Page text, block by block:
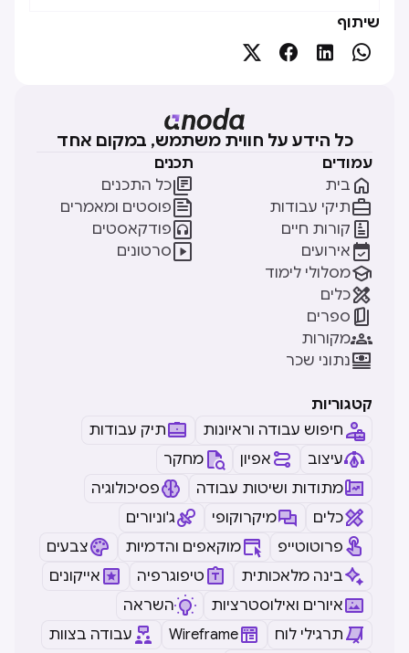
שיתוף




כל הידע על חווית משתמש, במקום אחד
עמודים
בית 
תיקי עבודות
קורות חיים 
אירועים 
מסלולי לימוד
כלים
ספרים 
מקורות
נתוני שכר
תכנים
כל התכנים
פוסטים ומאמרים
פודקאסטים
סרטונים
קטגוריות
חיפוש עבודה וראיונות
תיק עבודות
עיצוב
אפיון
מחקר
מתודות ושיטות עבודה
פסיכולוגיה
כלים
מיקרוקופי
ג'וניורים
פרוטוטייפ
מוקאפים והדמיות
צבעים
בינה מלאכותית
טיפוגרפיה
אייקונים
איורים ואילוסטרציות
השראה
תרגילי לוח
Wireframe עבודה בצוות